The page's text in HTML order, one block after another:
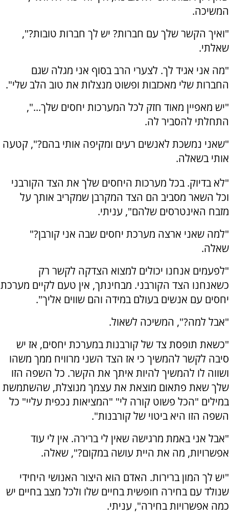
המשיכה.
"ואיך הקשר שלך עם חברות? יש לך חברות טובות?",
שאלתי.
"מה אני אגיד לך. לצערי הרב בסוף אני מגלה שגם
החברות שלי מאכזבות ופשוט מנצלות את טוב הלב שלי".
"יש מאפיין מאוד חזק לכל המערכות יחסים שלך...",
התחלתי להסביר לה.
"שאני נמשכת לאנשים רעים ומקיפה אותי בהם?", קטעה
אותי בשאלה.
"לא בדיוק. בכל מערכות היחסים שלך את הצד הקורבני
וכל השאר מסביב הם הצד המקרבן שמקריב אותך על
מזבח האינטרסים שלהם", עניתי.
"למה שאני ארצה מערכת יחסים שבה אני קורבן?"
שאלה.
"לפעמים אנחנו יכולים למצוא הצדקה לקשר רק
כשאנחנו הצד הקורבני. מבחינתך, אין טעם לקיים מערכת
יחסים עם אנשים בעולם במידה והם שווים אליך".
"אבל למה?", המשיכה לשאול.
"כשאת תופסת צד של קורבנות במערכת יחסים, אז יש
סיבה לקשר להמשיך כי אז הצד השני מרוויח ממך משהו
ושווה לו להמשיך להיות איתך את הקשר. כל השפה הזו
שלך שאת פתאום מוצאת את עצמך מנוצלת, שהשתמשת
במילים "הכל פשוט קורה לי" "המציאות נכפית עליי" כל
השפה הזו היא ביטוי של קורבנות".
"אבל אני באמת מרגישה שאין לי ברירה. אין לי עוד
אפשרויות, מה את היית עושה במקום?", שאלה.
"יש לך המון ברירות. האדם הוא היצור האנושי היחידי
שנולד עם בחירה חופשית בחיים שלו ולכל מצב בחיים יש
כמה אפשרויות בחירה", עניתי.